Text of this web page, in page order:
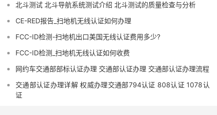
北斗测试 北斗导航系统测试介绍 北斗测试的质量检查与分析
CE-RED报告_扫地机无线认证如何办理
FCC-ID检测-扫地机出口美国无线认证费用多少?
FCC-ID检测_扫地机无线认证如何收费
网约车交通部部标认证办理 交通部认证办理 交通部认证办理流程
交通部认证办理详解 权威办理交通部794认证 808认证 1078认
证